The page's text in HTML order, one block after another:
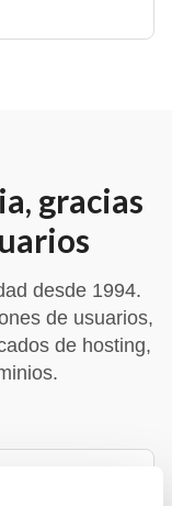
gracias
desde 1994.
de usuarios,
de hosting,